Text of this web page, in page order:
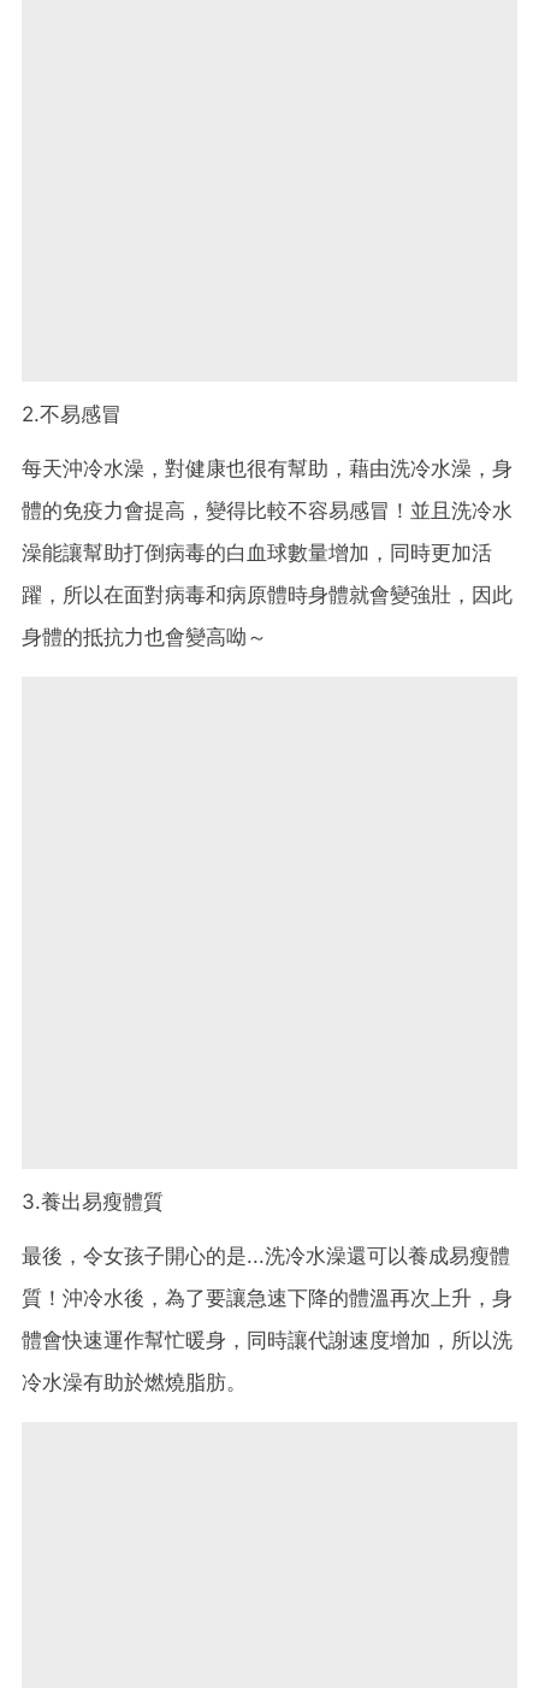
2.不易感冒
每天沖冷水澡，對健康也很有幫助，藉由洗冷水澡，身
體的免疫力會提高，變得比較不容易感冒！並且洗冷水
澡能讓幫助打倒病毒的白血球數量增加，同時更加活
躍，所以在面對病毒和病原體時身體就會變強壯，因此
身體的抵抗力也會變高呦～
3.養出易瘦體質
最後，令女孩子開心的是...洗冷水澡還可以養成易瘦體
質！沖冷水後，為了要讓急速下降的體溫再次上升，身
體會快速運作幫忙暖身，同時讓代謝速度增加，所以洗
冷水澡有助於燃燒脂肪。